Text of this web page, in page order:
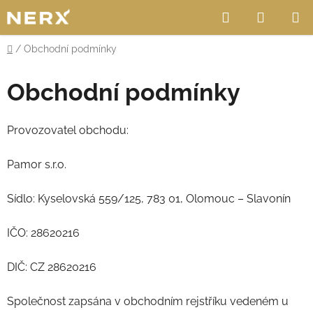
na
obsah
Hledat
KOŠÍK
Domů
/ Obchodní podmínky
Obchodní podmínky
Provozovatel obchodu:
Pamor s.r.o.
Sídlo: Kyselovská 559/125, 783 01, Olomouc – Slavonín
IČO: 28620216
DIČ: CZ 28620216
Společnost zapsána v obchodním rejstříku vedeném u